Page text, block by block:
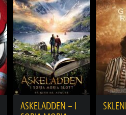
ASKELADDEN – I